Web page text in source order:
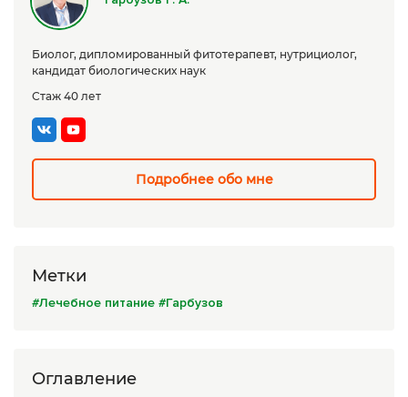
Сборы трав
Урбеч
Травяной чай
Специи
Крупы
Натуральные растительные масла
Натуральное мыло
Средства личной гигиены
Книги Гарбузова Г.А.
Биолог, дипломированный фитотерапевт, нутрициолог,
кандидат биологических наук
Стаж 40 лет
Подробнее обо мне
Метки
#Лечебное питание #Гарбузов
Оглавление